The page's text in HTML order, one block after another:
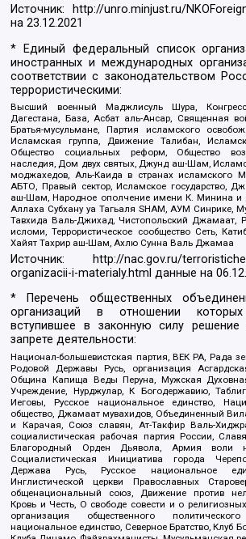
Источник: http://unro.minjust.ru/
на23.12.2021
* Единый федеральный список
иностранных и международных
соответствии с законодательством
террористическими:
Высший военный Маджлисуль Шура,
Дагестана, База, Асбат аль-Ансар, Священная
Братья-мусульмане, Партия исламского
Исламская группа, Движение Талибан,
Общество социальных реформ, Общество
наследия, Дом двух святых, Джунд аш-Шам,
моджахедов, Аль-Каида в странах исламского
АБТО, Правый сектор, Исламское государство,
аш-Шам, Народное ополчение имени К. Минина и
Аллаха Субхану уа Тагьаля SHAM, АУМ Синрике,
Тавхида Валь-Джихад, Чистопольский Джамаат,
исломи, Террористическое сообщество Сеть,
Хайят Тахрир аш-Шам, Ахлю Сунна Валь Джамаа
Источник:
http://nac.gov.ru/
organizacii-i-materialy.html данные на
* Перечень общественных
организаций в отношении
вступившее в законную силу
запрете деятельности:
Национал-большевистская партия, ВЕК РА, Рада
Родовой Державы Русь, организация
Община Капища Веды Перуна, Мужская
Учреждение, Нурджулар, К Богодержавию,
Иеговы, Русское национальное единство,
общество, Джамаат мувахидов, Объединенный
и Карачая, Союз славян, Ат-Такфир Валь-
социалистическая рабочая партия России,
Благородный Орден Дьявола, Армия воли
Социалистическая Инициатива города
Держава Русь, Русское национальное
Инглистической церкви Православных
общенациональный союз, Движение против
Кровь и Честь, О свободе совести и о
организация общественного
национальное единство, Северное Братство, Клуб